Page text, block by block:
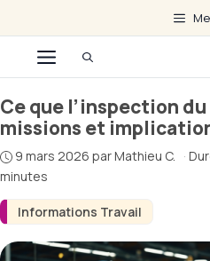
au
contenuMenu
Informations Travail
Ce que l’inspection
missions et
9 mars 2026 parMathieu C. ·
minutes